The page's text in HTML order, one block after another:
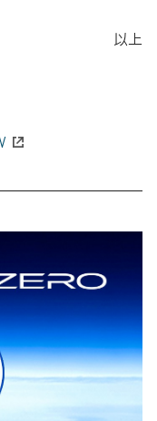
以上